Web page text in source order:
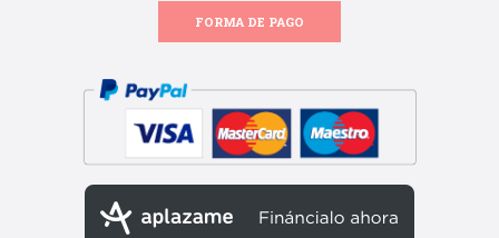
FORMA DE PAGO